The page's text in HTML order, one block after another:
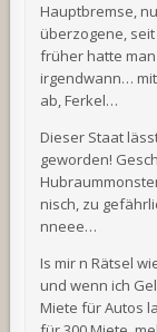
Hauptbremse,
überzogene,
früher hatte
irgendwann…
ab, Ferkel…
Dieser Staat
geworden!
nisch, zu
nneee…
Is mir n Rätsel
und wenn ich
Miete für Autos